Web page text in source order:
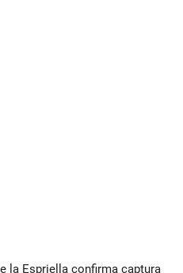
la Espriella confirma captura